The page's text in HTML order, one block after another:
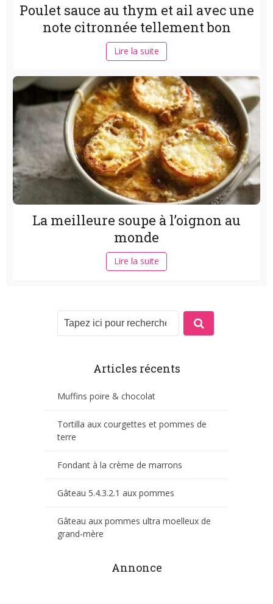
Poulet sauce au thym et ail avec une
note citronnée tellement bon
Lire la suite
La meilleure soupe à l’oignon au
monde
Lire la suite
Articles récents
Muffins poire & chocolat
Tortilla aux courgettes et pommes de
terre
Fondant à la crème de marrons
Gâteau 5.4.3.2.1 aux pommes
Gâteau aux pommes ultra moelleux de
grand-mère
Annonce